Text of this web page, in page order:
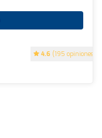
4.6 (195 opiniones)